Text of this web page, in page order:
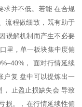
求并不低。若能 在合规
流程做细致，既有助于
误解机制而产生不必要
里，单一板块集中度偏
， 面对行情延续
户复 盘中可以提炼出一
止盈止损缺失会 导致
损。，在行情延续性偏